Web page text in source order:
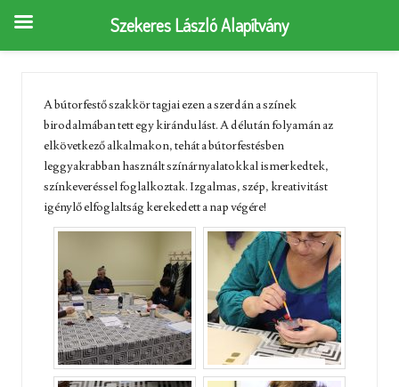
A bútorfestő szakkör tagjai ezen a szerdán a színek
birodalmában tett egy kirándulást. A délután folyamán az
elkövetkező alkalmakon, tehát a bútorfestésben
leggyakrabban használt színárnyalatokkal ismerkedtek,
színkeveréssel foglalkoztak. Izgalmas, szép, kreativitást
igénylő elfoglaltság kerekedett a nap végére!
Szekeres László Alapítvány